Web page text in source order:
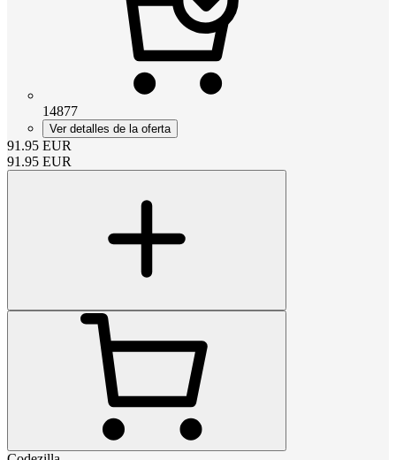
14877
Ver detalles de la oferta
91.95 EUR
91.95 EUR